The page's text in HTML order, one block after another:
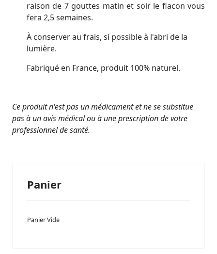
raison de 7 gouttes matin et soir le flacon vous
fera 2,5 semaines.
À conserver au frais, si possible à l'abri de la
lumière.
Fabriqué en France, produit 100% naturel.
Ce produit n'est pas un médicament et ne se substitue
pas à un avis médical ou à une prescription de votre
professionnel de santé.
Panier
Panier Vide